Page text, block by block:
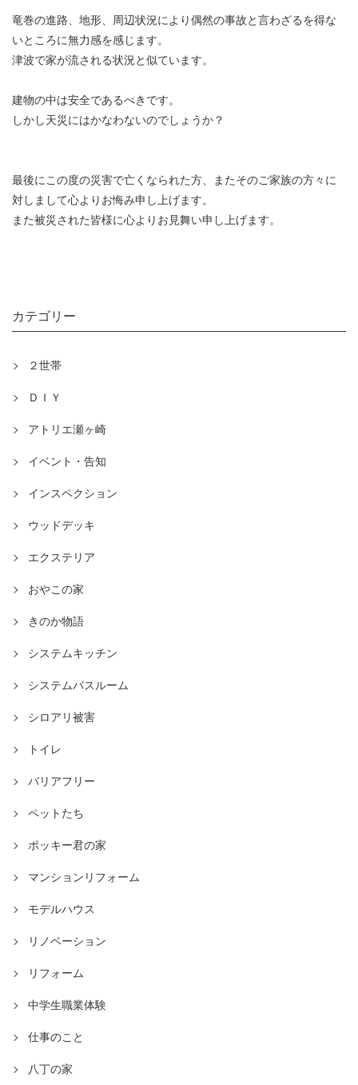
竜巻の進路、地形、周辺状況により偶然の事故と言わざるを得な
いところに無力感を感じます。
津波で家が流される状況と似ています。
建物の中は安全であるべきです。
しかし天災にはかなわないのでしょうか？
最後にこの度の災害で亡くなられた方、またそのご家族の方々に
対しまして心よりお悔み申し上げます。
また被災された皆様に心よりお見舞い申し上げます。
カテゴリー
２世帯
ＤＩＹ
アトリエ瀬ヶ崎
イベント・告知
インスペクション
ウッドデッキ
エクステリア
おやこの家
きのか物語
システムキッチン
システムバスルーム
シロアリ被害
トイレ
バリアフリー
ペットたち
ポッキー君の家
マンションリフォーム
モデルハウス
リノベーション
リフォーム
中学生職業体験
仕事のこと
八丁の家